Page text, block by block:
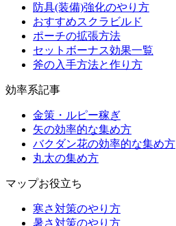
防具(装備)強化のやり方
おすすめスクラビルド
ポーチの拡張方法
セットボーナス効果一覧
斧の入手方法と作り方
効率系記事
金策・ルピー稼ぎ
矢の効率的な集め方
バクダン花の効率的な集め方
丸太の集め方
マップお役立ち
寒さ対策のやり方
暑さ対策のやり方